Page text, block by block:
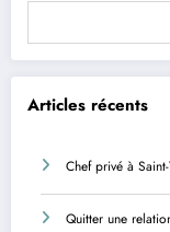
Articles récents
Chef privé à
Quitter une